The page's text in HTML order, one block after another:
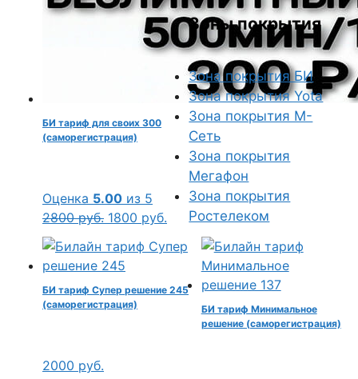
БИ тариф для своих 300
(саморегистрация)
Оценка 5.00 из 5
2800руб. Первоначальная
составляла
2800 руб..
1800 руб. Текущая
1800 руб..
БИ тариф Супер решение 245
(саморегистрация)
2000 руб.
БИ тариф Минимальное
решение (саморегистрация)
Зоны покрытия
Зона покрытия БИ
Зона покрытия Yota
Зона покрытия М-
Сеть
Зона покрытия
Мегафон
Зона покрытия
Ростелеком